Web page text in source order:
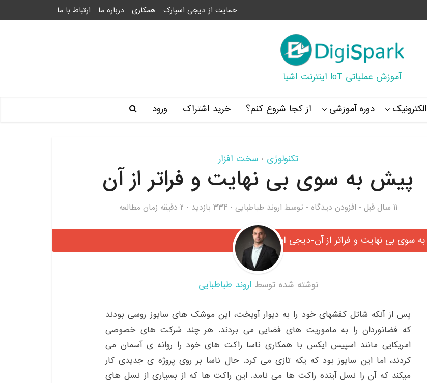
حمایت از دیجی اسپارک همکاری درباره ما ارتباط با ما
آموزش عملیاتی IoT اینترنت اشیا
الکترونیک دوره آموزشی از کجا شروع کنم؟ خرید اشتراک ورود
تکنولوژی • سخت افزار
پیش به سوی بی نهایت و فراتر از آن
11 سال قبل افزودن دیدگاه توسط اروند طباطبایی 334 بازدید 2 دقیقه زمان مطالعه
نوشته شده توسط اروند طباطبایی
پس از آنکه شاتل کفشهای خود را به دیوار آویخت، این موشک های سایوز روسی بودند
که فضانوردان را به ماموریت های فضایی می بردند. هر چند شرکت های خصوصی
امریکایی مانند اسپیس ایکس با همکاری ناسا راکت های خود را روانه ی آسمان می
کردند، اما این سایوز بود که یکه تازی می کرد. حال ناسا بر روی پروژه ی جدیدی کار
میکند که آن را نسل آینده راکت ها می نامد. این راکت ها که از بسیاری از نسل های